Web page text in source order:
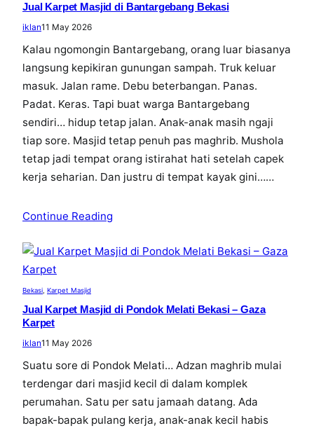
Jual Karpet Masjid di Bantargebang Bekasi
iklan11 May 2026
Kalau ngomongin Bantargebang, orang luar biasanya
langsung kepikiran gunungan sampah. Truk keluar
masuk. Jalan rame. Debu beterbangan. Panas.
Padat. Keras. Tapi buat warga Bantargebang
sendiri… hidup tetap jalan. Anak-anak masih ngaji
tiap sore. Masjid tetap penuh pas maghrib. Mushola
tetap jadi tempat orang istirahat hati setelah capek
kerja seharian. Dan justru di tempat kayak gini……
Continue Reading
Bekasi Karpet Masjid
Jual Karpet Masjid di Pondok Melati Bekasi – Gaza
Karpet
iklan11 May 2026
Suatu sore di Pondok Melati… Adzan maghrib mulai
terdengar dari masjid kecil di dalam komplek
perumahan. Satu per satu jamaah datang. Ada
bapak-bapak pulang kerja, anak-anak kecil habis